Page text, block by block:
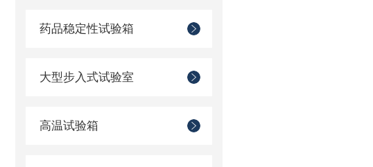
药品稳定性试验箱
大型步入式试验室
高温试验箱